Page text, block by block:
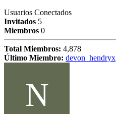
Usuarios Conectados
Invitados 5
Miembros 0
Total Miembros: 4,878
Último Miembro: devon_hendryx
N